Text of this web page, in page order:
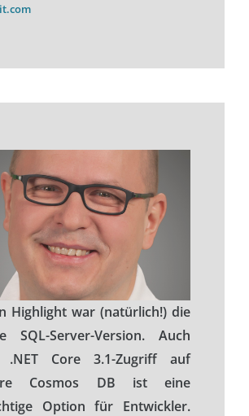
Highlight war (natürlich!) die
SQL-Server-Version. Auch
.NET Core 3.1-Zugriff auf
Cosmos DB ist eine
Option für Entwickler.